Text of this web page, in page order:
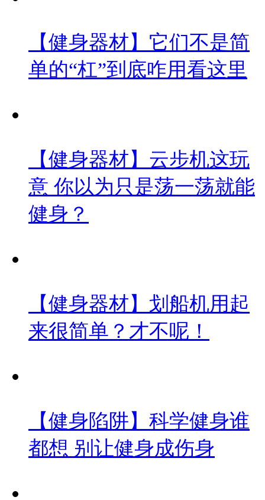
【健身器材】它们不是简
单的“杠”到底咋用看这里
【健身器材】云步机这玩
意 你以为只是荡一荡就能
健身？
【健身器材】划船机用起
来很简单？才不呢！
【健身陷阱】科学健身谁
都想 别让健身成伤身